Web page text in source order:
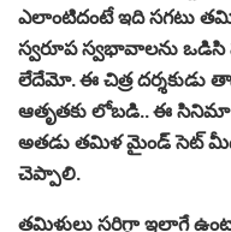
ఎలాంటిదంటే ఇది స‌గ‌టు
స్వ‌రూప స్వ‌భావాల‌ను ఒడిసి
లేదేమో. ఈ చిత్ర ద‌ర్శ‌కుడు
ఆతృత‌కు లోబ‌డి.. ఈ
అత‌డు త‌మిళ మైండ్ సెట్
చెప్పాలి.
త‌మిళులు స‌రిగ్గా ఇలాగే